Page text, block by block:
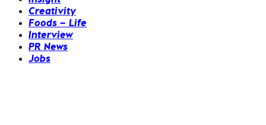
Creativity
Foods – Life
Interview
PR News
Jobs